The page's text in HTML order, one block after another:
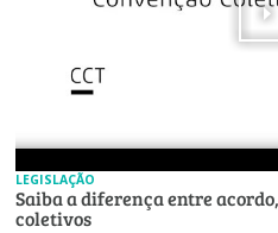
LEGISLAÇÃO
Saiba a diferença entre
coletivos